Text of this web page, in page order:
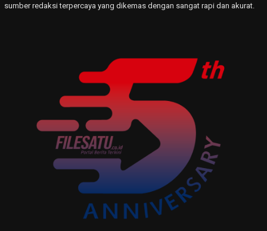
sumber redaksi terpercaya yang dikemas dengan sangat rapi dan akurat.